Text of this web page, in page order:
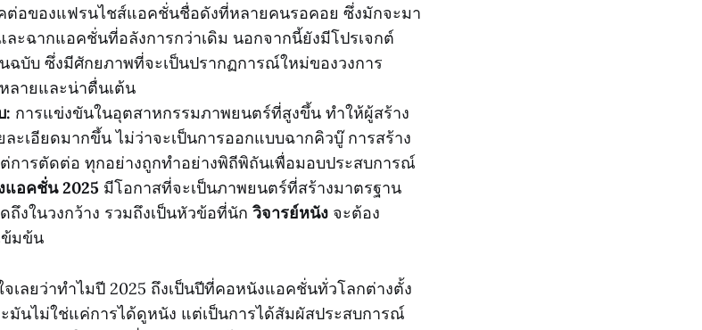
คต่อของแฟรนไชส์แอคชั่นชื่อดังที่หลายคนรอคอย ซึ่งมักจะมา
ะฉากแอคชั่นที่อลังการกว่าเดิม นอกจากนี้ยังมีโปรเจกต์
ฉบับ ซึ่งมีศักยภาพที่จะเป็นปรากฏการณ์ใหม่ของวงการ
ลายและน่าตื่นเต้น
: การแข่งขันในอุตสาหกรรมภาพยนตร์ที่สูงขึ้น ทำให้ผู้สร้าง
ะเอียดมากขึ้น ไม่ว่าจะเป็นการออกแบบฉากคิวบู๊ การสร้าง
ารตัดต่อ ทุกอย่างถูกทำอย่างพิถีพิถันเพื่อมอบประสบการณ์
แอคชั่น 2025 มีโอกาสที่จะเป็นภาพยนตร์ที่สร้างมาตรฐาน
งในวงกว้าง รวมถึงเป็นหัวข้อที่นัก วิจารย์หนัง จะต้อง
ข้มข้น
เลยว่าทำไมปี 2025 ถึงเป็นปีที่คอหนังแอคชั่นทั่วโลกต่างตั้ง
มันไม่ใช่แค่การได้ดูหนัง แต่เป็นการได้สัมผัสประสบการณ์